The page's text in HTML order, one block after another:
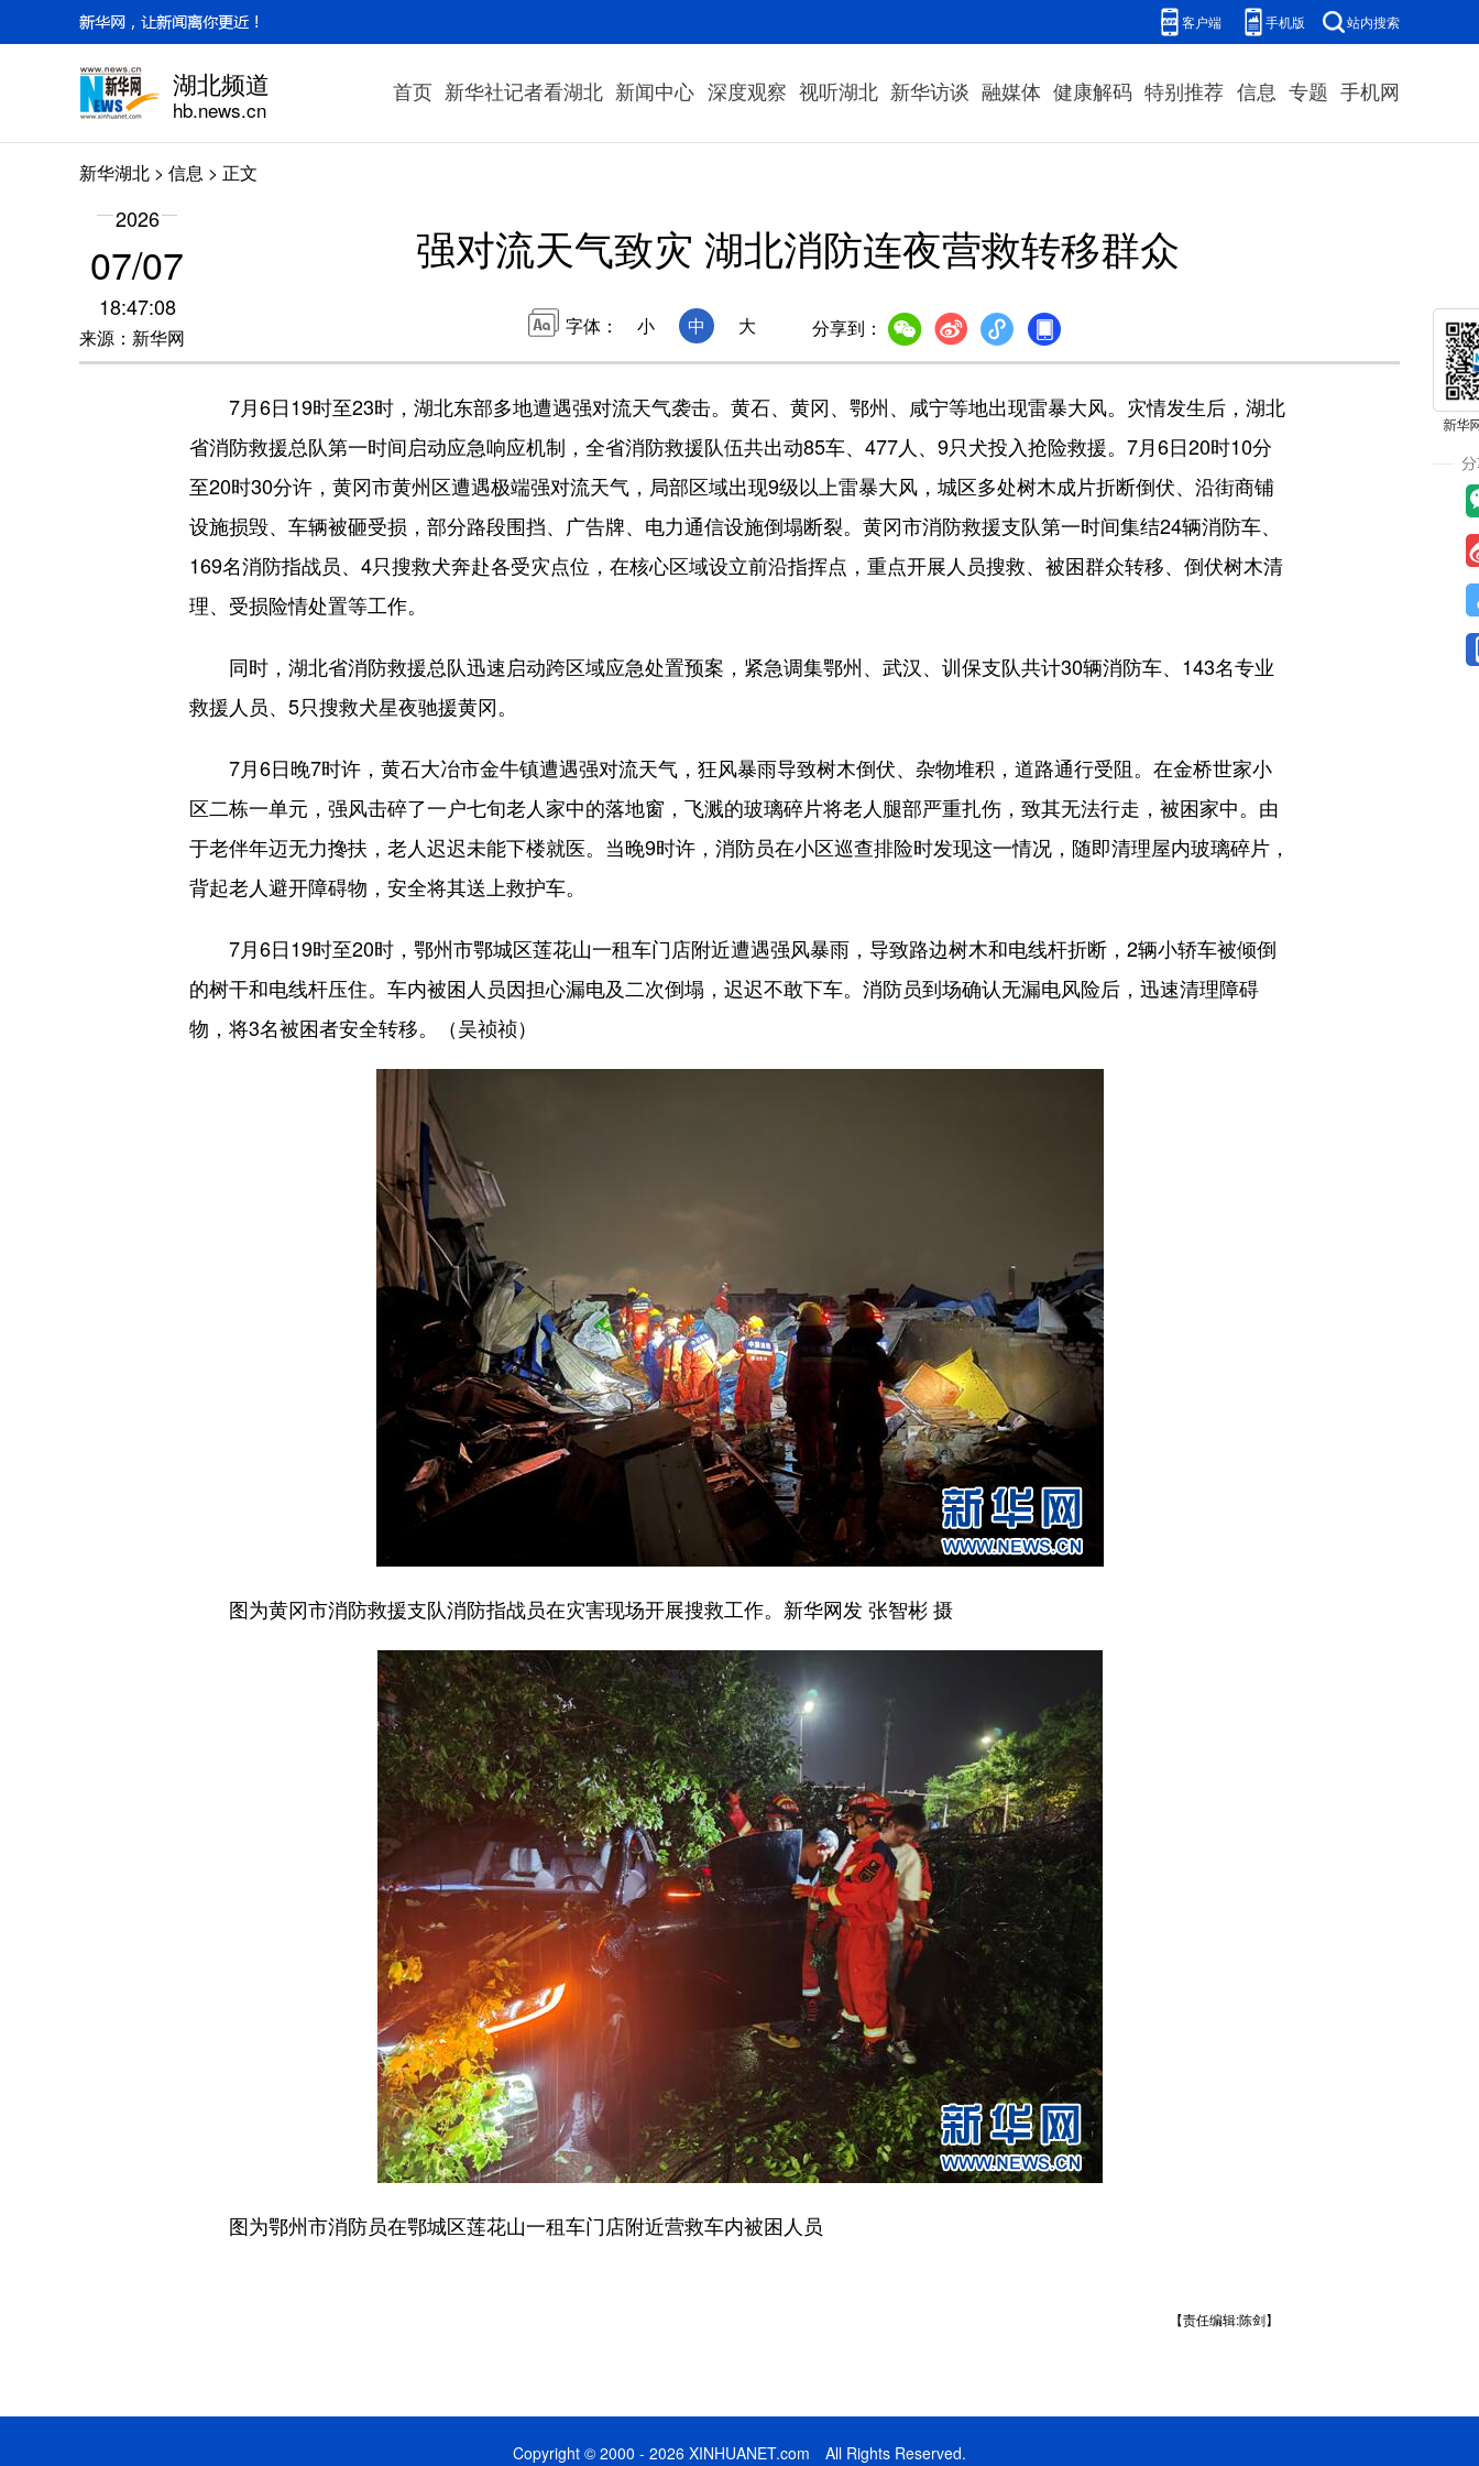
客户端 手机版 站内搜索
湖北频道
hb.news.cn
首页 新华社记者看湖北 新闻中心 深度观察 视听湖北 新华访谈 融媒体 健康解码 特别推荐 信息 专题 手机网
新华湖北 > 信息 > 正文
2026
07/07
18:47:08
来源：新华网
强对流天气致灾 湖北消防连夜营救转移群众
字体： 小 中 大 分享到：
7月6日19时至23时，湖北东部多地遭遇强对流天气袭击。黄石、黄冈、鄂州、咸宁等地出现雷暴大风。灾情发生后，湖北
省消防救援总队第一时间启动应急响应机制，全省消防救援队伍共出动85车、477人、9只犬投入抢险救援。7月6日20时10分
至20时30分许，黄冈市黄州区遭遇极端强对流天气，局部区域出现9级以上雷暴大风，城区多处树木成片折断倒伏、沿街商铺
设施损毁、车辆被砸受损，部分路段围挡、广告牌、电力通信设施倒塌断裂。黄冈市消防救援支队第一时间集结24辆消防车、
169名消防指战员、4只搜救犬奔赴各受灾点位，在核心区域设立前沿指挥点，重点开展人员搜救、被困群众转移、倒伏树木清
理、受损险情处置等工作。
同时，湖北省消防救援总队迅速启动跨区域应急处置预案，紧急调集鄂州、武汉、训保支队共计30辆消防车、143名专业
救援人员、5只搜救犬星夜驰援黄冈。
7月6日晚7时许，黄石大冶市金牛镇遭遇强对流天气，狂风暴雨导致树木倒伏、杂物堆积，道路通行受阻。在金桥世家小
区二栋一单元，强风击碎了一户七旬老人家中的落地窗，飞溅的玻璃碎片将老人腿部严重扎伤，致其无法行走，被困家中。由
于老伴年迈无力搀扶，老人迟迟未能下楼就医。当晚9时许，消防员在小区巡查排险时发现这一情况，随即清理屋内玻璃碎片，
背起老人避开障碍物，安全将其送上救护车。
7月6日19时至20时，鄂州市鄂城区莲花山一租车门店附近遭遇强风暴雨，导致路边树木和电线杆折断，2辆小轿车被倾倒
的树干和电线杆压住。车内被困人员因担心漏电及二次倒塌，迟迟不敢下车。消防员到场确认无漏电风险后，迅速清理障碍
物，将3名被困者安全转移。（吴祯祯）
图为黄冈市消防救援支队消防指战员在灾害现场开展搜救工作。新华网发 张智彬 摄
图为鄂州市消防员在鄂城区莲花山一租车门店附近营救车内被困人员
【责任编辑:陈剑】
Copyright © 2000 - 2026 XINHUANET.com All Rights Reserved.